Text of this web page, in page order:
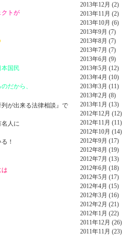
クトが
国民
だから、
が出来る法律相談』で
人に
！
2013年12月 (2)
2013年11月 (2)
2013年10月 (6)
2013年9月 (7)
2013年8月 (7)
2013年7月 (7)
2013年6月 (9)
2013年5月 (12)
2013年4月 (10)
2013年3月 (11)
2013年2月 (8)
2013年1月 (13)
2012年12月 (12)
2012年11月 (11)
2012年10月 (14)
2012年9月 (17)
2012年8月 (19)
2012年7月 (13)
2012年6月 (18)
2012年5月 (17)
2012年4月 (15)
2012年3月 (16)
2012年2月 (21)
2012年1月 (22)
2011年12月 (26)
2011年11月 (23)